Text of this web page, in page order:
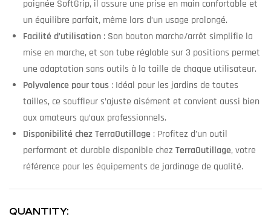
poignée SoftGrip, il assure une prise en main confortable et
un équilibre parfait, même lors d’un usage prolongé.
Facilité d’utilisation: Son bouton marche/arrêt simplifie la
mise en marche, et son tube réglable sur 3 positions permet
une adaptation sans outils à la taille de chaque utilisateur.
Polyvalence pour tous: Idéal pour les jardins de toutes
tailles, ce souffleur s’ajuste aisément et convient aussi bien
aux amateurs qu’aux professionnels.
Disponibilité chez TerraOutillage : Profitez d’un outil
performant et durable disponible chez TerraOutillage, votre
référence pour les équipements de jardinage de qualité.
QUANTITY: